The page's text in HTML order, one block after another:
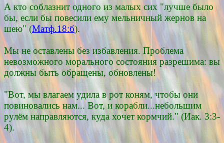
А кто соблазнит одного из малых сих "лучше было
бы, если бы повесили ему мельничный жернов на
шею" (Матф.18:б).
Мы не оставлены без избавления. Проблема
невозможного морального состояния разрешима: вы
должны быть обращены, обновлены!
"Вот, мы влагаем удила в рот коням, чтобы они
повиновались нам... Вот, и корабли...небольшим
рулём направляются, куда хочет кормчий." (Иак. 3:3-
4).